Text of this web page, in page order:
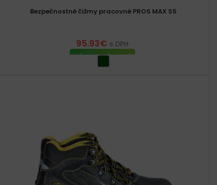
Bezpečnostné čižmy pracovné PROS MAX S5
95.93€ s DPH
VÝBER MOŽNOSTÍ